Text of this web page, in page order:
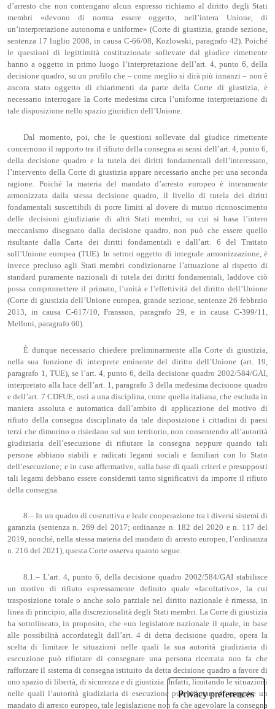
d’arresto che non contengano alcun espresso richiamo al diritto degli Stati
membri «devono di norma essere oggetto, nell’intera Unione, di
un’interpretazione autonoma e uniforme» (Corte di giustizia, grande sezione,
sentenza 17 luglio 2008, in causa C-66/08, Kozlowski, paragrafo 42). Poiché
le questioni di legittimità costituzionale sollevate dal giudice rimettente
hanno a oggetto in primo luogo l’interpretazione dell’art. 4, punto 6, della
decisione quadro, su un profilo che – come meglio si dirà più innanzi – non è
ancora stato oggetto di chiarimenti da parte della Corte di giustizia, è
necessario interrogare la Corte medesima circa l’uniforme interpretazione di
tale disposizione nello spazio giuridico dell’Unione.
Dal momento, poi, che le questioni sollevate dal giudice rimettente
concernono il rapporto tra il rifiuto della consegna ai sensi dell’art. 4, punto 6,
della decisione quadro e la tutela dei diritti fondamentali dell’interessato,
l’intervento della Corte di giustizia appare necessario anche per una seconda
ragione. Poiché la materia del mandato d’arresto europeo è interamente
armonizzata dalla stessa decisione quadro, il livello di tutela dei diritti
fondamentali suscettibili di porre limiti al dovere di mutuo riconoscimento
delle decisioni giudiziarie di altri Stati membri, su cui si basa l’intero
meccanismo disegnato dalla decisione quadro, non può che essere quello
risultante dalla Carta dei diritti fondamentali e dall’art. 6 del Trattato
sull’Unione europea (TUE). In settori oggetto di integrale armonizzazione, è
invece precluso agli Stati membri condizionarne l’attuazione al rispetto di
standard puramente nazionali di tutela dei diritti fondamentali, laddove ciò
possa compromettere il primato, l’unità e l’effettività del diritto dell’Unione
(Corte di giustizia dell’Unione europea, grande sezione, sentenze 26 febbraio
2013, in causa C-617/10, Fransson, paragrafo 29, e in causa C-399/11,
Melloni, paragrafo 60).
È dunque necessario chiedere preliminarmente alla Corte di giustizia,
nella sua funzione di interprete eminente del diritto dell’Unione (art. 19,
paragrafo 1, TUE), se l’art. 4, punto 6, della decisione quadro 2002/584/GAI,
interpretato alla luce dell’art. 1, paragrafo 3 della medesima decisione quadro
e dell’art. 7 CDFUE, osti a una disciplina, come quella italiana, che escluda in
maniera assoluta e automatica dall’ambito di applicazione del motivo di
rifiuto della consegna disciplinato da tale disposizione i cittadini di paesi
terzi che dimorino o risiedano sul suo territorio, non consentendo all’autorità
giudiziaria dell’esecuzione di rifiutare la consegna neppure quando tali
persone abbiano stabili e radicati legami sociali e familiari con lo Stato
dell’esecuzione; e in caso affermativo, sulla base di quali criteri e presupposti
tali legami debbano essere considerati tanto significativi da imporre il rifiuto
della consegna.
8.– In un quadro di costruttiva e leale cooperazione tra i diversi sistemi di
garanzia (sentenza n. 269 del 2017; ordinanze n. 182 del 2020 e n. 117 del
2019, nonché, nella stessa materia del mandato di arresto europeo, l’ordinanza
n. 216 del 2021), questa Corte osserva quanto segue.
8.1.– L’art. 4, punto 6, della decisione quadro 2002/584/GAI stabilisce
un motivo di rifiuto espressamente definito quale «facoltativo», la cui
trasposizione totale o anche solo parziale nel diritto nazionale è rimessa, in
linea di principio, alla discrezionalità degli Stati membri. La Corte di giustizia
ha sottolineato, in proposito, che «un legislatore nazionale il quale, in base
alle possibilità accordategli dall’art. 4 di detta decisione quadro, opera la
scelta di limitare le situazioni nelle quali la sua autorità giudiziaria di
esecuzione può rifiutare di consegnare una persona ricercata non fa che
rafforzare il sistema di consegna istituito da detta decisione quadro a favore di
uno spazio di libertà, di sicurezza e di giustizia. Infatti, limitando le situazioni
nelle quali l’autorità giudiziaria di esecuzione può rifiutare di eseguire un
mandato di arresto europeo, tale legislazione non fa che agevolare la consegna